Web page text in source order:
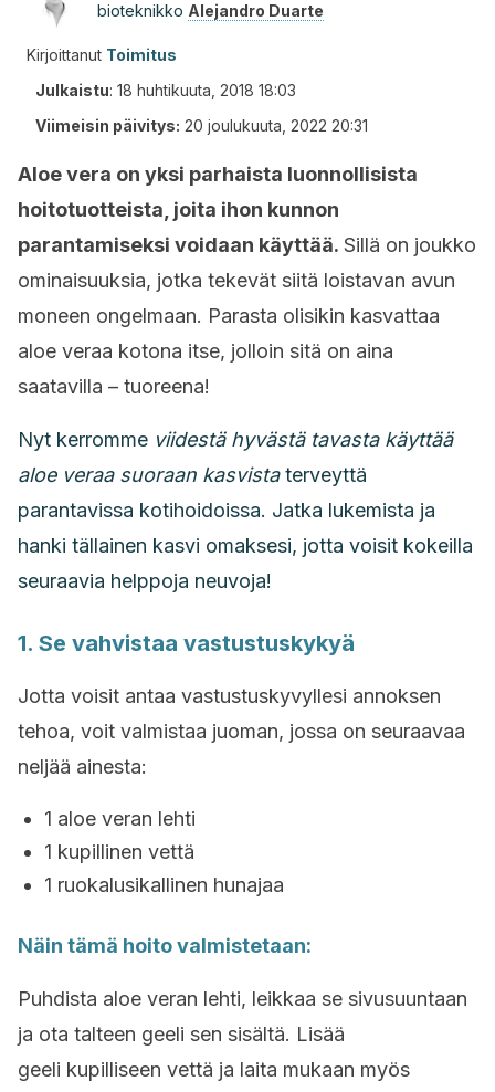
bioteknikko Alejandro Duarte
Kirjoittanut Toimitus
Julkaistu: 18 huhtikuuta, 2018 18:03
Viimeisin päivitys: 20 joulukuuta, 2022 20:31
Aloe vera on yksi parhaista luonnollisista
hoitotuotteista, joita ihon kunnon
parantamiseksi voidaan käyttää. Sillä on joukko
ominaisuuksia, jotka tekevät siitä loistavan avun
moneen ongelmaan. Parasta olisikin kasvattaa
aloe veraa kotona itse, jolloin sitä on aina
saatavilla – tuoreena!
Nyt kerromme viidestä hyvästä tavasta käyttää
aloe veraa suoraan kasvistaterveyttä
parantavissa kotihoidoissa. Jatka lukemista ja
hanki tällainen kasvi omaksesi, jotta voisit kokeilla
seuraavia helppoja neuvoja!
1. Se vahvistaa vastustuskykyä
Jotta voisit antaa vastustuskyvyllesi annoksen
tehoa, voit valmistaa juoman, jossa on seuraavaa
neljää ainesta:
1 aloe veran lehti
1 kupillinen vettä
1 ruokalusikallinen hunajaa
Näin tämä hoito valmistetaan:
Puhdista aloe veran lehti, leikkaa se sivusuuntaan
ja ota talteen geeli sen sisältä. Lisää
geeli kupilliseen vettä ja laita mukaan myös